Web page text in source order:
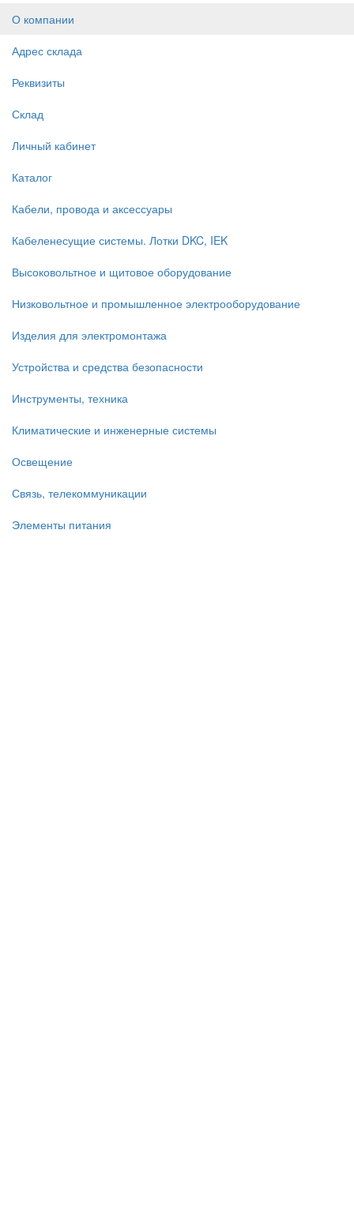
О компании
Адрес склада
Реквизиты
Склад
Личный кабинет
Каталог
Кабели, провода и аксессуары
Кабеленесущие системы. Лотки DKC, IEK
Высоковольтное и щитовое оборудование
Низковольтное и промышленное электрооборудование
Изделия для электромонтажа
Устройства и средства безопасности
Инструменты, техника
Климатические и инженерные системы
Освещение
Связь, телекоммуникации
Элементы питания